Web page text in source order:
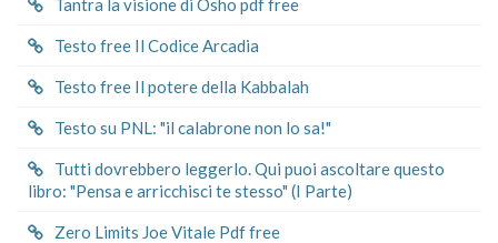
Tantra la visione di Osho pdf free
Testo free Il Codice Arcadia
Testo free Il potere della Kabbalah
Testo su PNL: "il calabrone non lo sa!"
Tutti dovrebbero leggerlo. Qui puoi ascoltare questo
libro: "Pensa e arricchisci te stesso" (I Parte)
Zero Limits Joe Vitale Pdf free